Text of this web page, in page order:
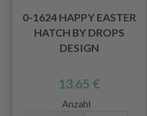
0-1624 HAPPY EASTER
HATCH BY DROPS
DESIGN
13.65 €
Anzahl